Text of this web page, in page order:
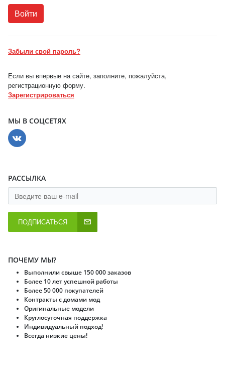
Забыли свой пароль?
Если вы впервые на сайте, заполните, пожалуйста,
регистрационную форму.
Зарегистрироваться
МЫ В СОЦСЕТЯХ
РАССЫЛКА
ПОДПИСАТЬСЯ
ПОЧЕМУ МЫ?
Выполнили свыше 150 000 заказов
Более 10 лет успешной работы
Более 50 000 покупателей
Контракты с домами мод
Оригинальные модели
Круглосуточная поддержка
Индивидуальный подход!
Всегда низкие цены!